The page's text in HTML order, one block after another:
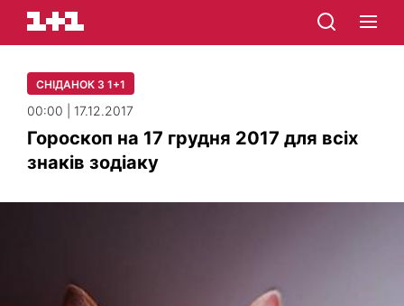
СНІДАНОК З 1+1
00:00 | 17.12.2017
Гороскоп на 17 грудня 2017 для всіх
знаків зодіаку